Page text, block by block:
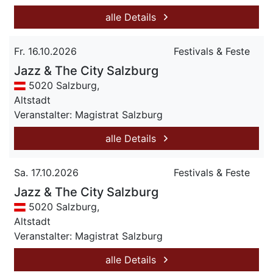
alle Details
Fr. 16.10.2026 Festivals & Feste
Jazz & The City Salzburg
5020 Salzburg,
Altstadt
Veranstalter: Magistrat Salzburg
alle Details
Sa. 17.10.2026 Festivals & Feste
Jazz & The City Salzburg
5020 Salzburg,
Altstadt
Veranstalter: Magistrat Salzburg
alle Details